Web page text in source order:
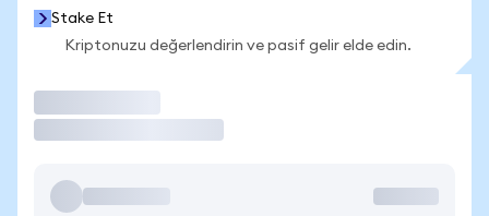
Stake Et
Kriptonuzu değerlendirin ve pasif gelir elde edin.